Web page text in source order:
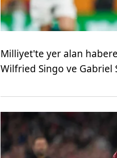
Milliyet'te yer alan
Wilfried Singo ve Gabriel